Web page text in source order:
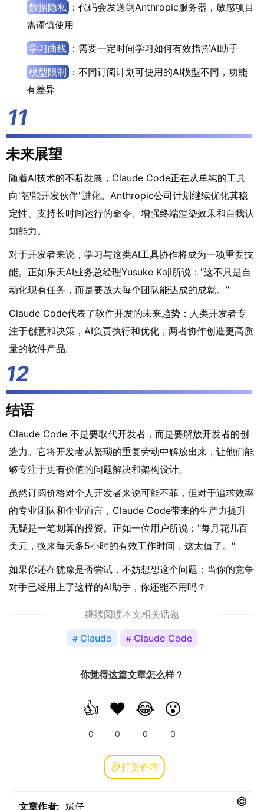
数据隐私 ：代码会发送到Anthropic服务器，敏感项目
需谨慎使用
学习曲线 ：需要一定时间学习如何有效指挥AI助手
模型限制 ：不同订阅计划可使用的AI模型不同，功能
有差异
未来展望
随着AI技术的不断发展，Claude Code正在从单纯的工具
向"智能开发伙伴"进化。Anthropic公司计划继续优化其稳
定性、支持长时间运行的命令、增强终端渲染效果和自我认
知能力。
对于开发者来说，学习与这类AI工具协作将成为一项重要技
能。正如乐天AI业务总经理Yusuke Kaji所说："这不只是自
动化现有任务，而是要放大每个团队能达成的成就。"
Claude Code代表了软件开发的未来趋势：人类开发者专
注于创意和决策，AI负责执行和优化，两者协作创造更高质
量的软件产品。
结语
Claude Code 不是要取代开发者，而是要解放开发者的创
造力。它将开发者从繁琐的重复劳动中解放出来，让他们能
够专注于更有价值的问题解决和架构设计。
虽然订阅价格对个人开发者来说可能不菲，但对于追求效率
的专业团队和企业而言，Claude Code带来的生产力提升
无疑是一笔划算的投资。正如一位用户所说："每月花几百
美元，换来每天多5小时的有效工作时间，这太值了。"
如果你还在犹豫是否尝试，不妨想想这个问题：当你的竞争
对手已经用上了这样的AI助手，你还能不用吗？
继续阅读本文相关话题
Claude Claude Code
你觉得这篇文章怎么样？
👍
0
❤️
0
😂
0
😮
0
打赏作者
文章作者: 斌仔